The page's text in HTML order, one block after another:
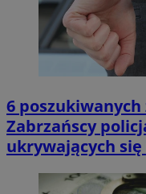
6
Zabrzańscy
ukrywających